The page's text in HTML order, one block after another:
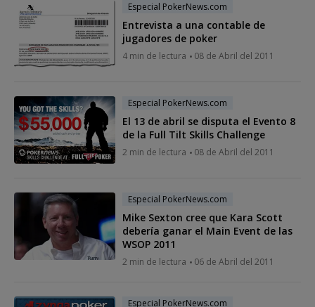
Especial PokerNews.com
Entrevista a una contable de
jugadores de poker
4 min de lectura 08 de Abril del 2011
Especial PokerNews.com
El 13 de abril se disputa el Evento 8
de la Full Tilt Skills Challenge
2 min de lectura 08 de Abril del 2011
Especial PokerNews.com
Mike Sexton cree que Kara Scott
debería ganar el Main Event de las
WSOP 2011
2 min de lectura 06 de Abril del 2011
Especial PokerNews.com